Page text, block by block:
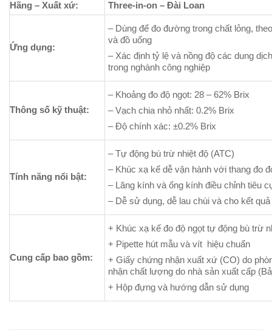
Hãng – Xuất xứ:
Three-in-on – Đài Loan
Ứng dụng:
– Dùng để đo đường trong chất lỏng,
và đồ uống
– Xác định tỷ lệ và nồng độ các dung
trong nghành công nghiệp
Thông số kỹ thuật:
– Khoảng đo độ ngọt: 28 – 62% Brix
– Vạch chia nhỏ nhất: 0.2% Brix
– Độ chính xác: ±0.2% Brix
Tính năng nổi bật:
– Tự động bù trừ nhiệt độ (ATC)
– Khúc xạ kế dễ vận hành với thang đo
– Lăng kính và ống kính điều chỉnh tiêu
– Dễ sử dụng, dễ lau chùi và cho kết
Cung cấp bao gồm:
+ Khúc xạ kế đo độ ngọt tự động bù trừ
+ Pipette hút mẫu và vít hiệu chuẩn
+ Giấy chứng nhận xuất xứ (CO) do
nhận chất lượng do nhà sản xuất cấp
+ Hộp đựng và hướng dẫn sử dụng